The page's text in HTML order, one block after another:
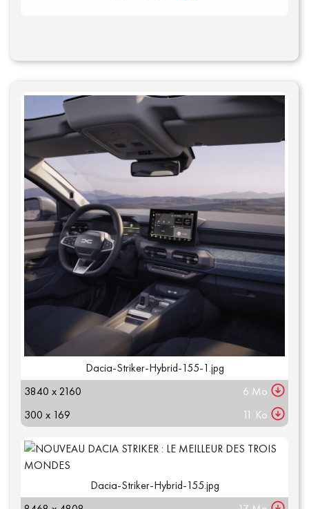
Dacia-Striker-Hybrid-155-1.jpg
3840 x 2160
6 Mo
300 x 169
11 Ko
Dacia-Striker-Hybrid-155.jpg